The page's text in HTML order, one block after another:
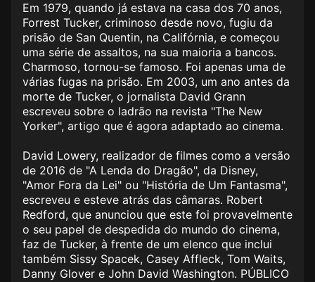
Em 1979, quando já estava na casa dos 70 anos,
Forrest Tucker, criminoso desde novo, fugiu da
prisão de San Quentin, na Califórnia, e começou
uma série de assaltos, na sua maioria a bancos.
Charmoso, tornou-se famoso. Foi apenas uma de
várias fugas na prisão. Em 2003, um ano antes da
morte de Tucker, o jornalista David Grann
escreveu sobre o ladrão na revista "The New
Yorker", artigo que é agora adaptado ao cinema.
David Lowery, realizador de filmes como a versão
de 2016 de "A Lenda do Dragão", da Disney,
"Amor Fora da Lei" ou "História de Um Fantasma",
escreveu e esteve atrás das câmaras. Robert
Redford, que anunciou que este foi provavelmente
o seu papel de despedida do mundo do cinema,
faz de Tucker, à frente de um elenco que inclui
também Sissy Spacek, Casey Affleck, Tom Waits,
Danny Glover e John David Washington. PÚBLICO